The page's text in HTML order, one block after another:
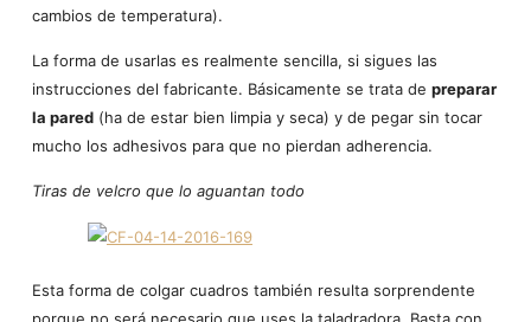
cambios de temperatura).
La forma de usarlas es realmente sencilla, si sigues las
instrucciones del fabricante. Básicamente se trata de preparar
la pared(ha de estar bien limpia y seca) y de pegar sin tocar
mucho los adhesivos para que no pierdan adherencia.
Tiras de velcro que lo aguantan todo
Esta forma de colgar cuadros también resulta sorprendente
porque no será necesario que uses la taladradora. Basta con